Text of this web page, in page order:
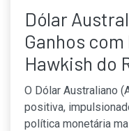
Dólar
Ganhos
Hawkish do
O Dólar Australiano
positiva,
política monetária